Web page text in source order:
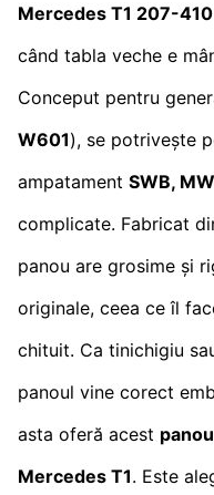
Mercedes T1 207-
când tabla veche e
Conceput pentru
W601), se potrivește
ampatament SWB,
complicate. Fabricat
panou are grosime și
originale, ceea ce îl
chituit. Ca tinichigiu
panoul vine corect
asta oferă acest
Mercedes T1. Este